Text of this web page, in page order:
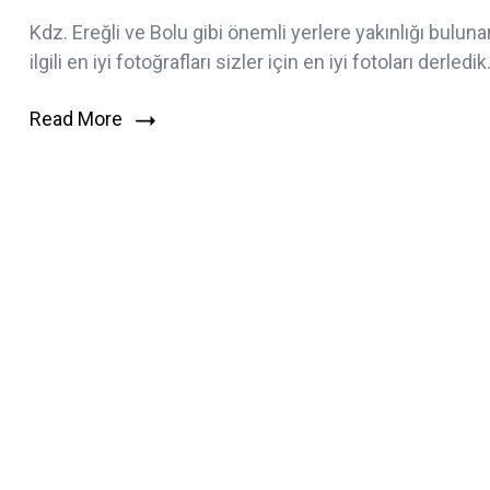
–
Düzce
Kdz. Ereğli ve Bolu gibi önemli yerlere yakınlığı
ilgili en iyi fotoğrafları sizler için en iyi fotoları derledik.
Read More